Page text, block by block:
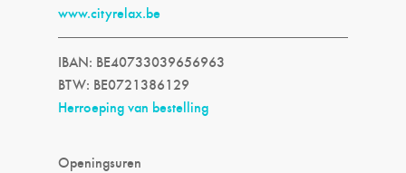
www.cityrelax.be
IBAN: BE40733039656963
BTW: BE0721386129
Herroeping van bestelling
Openingsuren